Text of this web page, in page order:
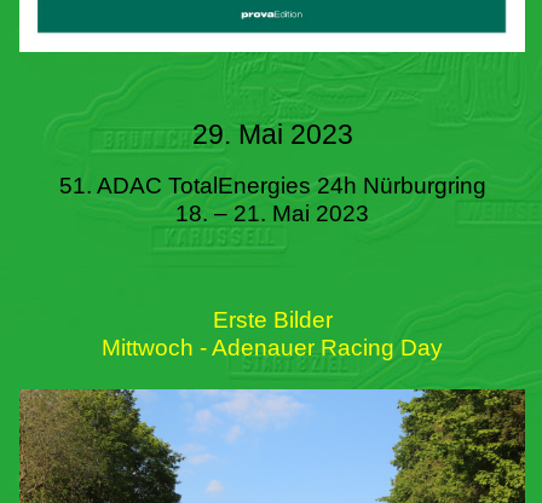
29. Mai 2023
51. ADAC TotalEnergies 24h Nürburgring
18. – 21. Mai 2023
Erste Bilder
Mittwoch - Adenauer Racing Day